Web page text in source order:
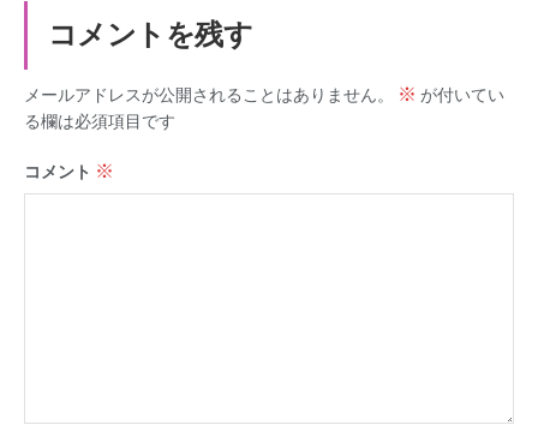
コメントを残す
メールアドレスが公開されることはありません。 ※ が付いてい
る欄は必須項目です
コメント ※